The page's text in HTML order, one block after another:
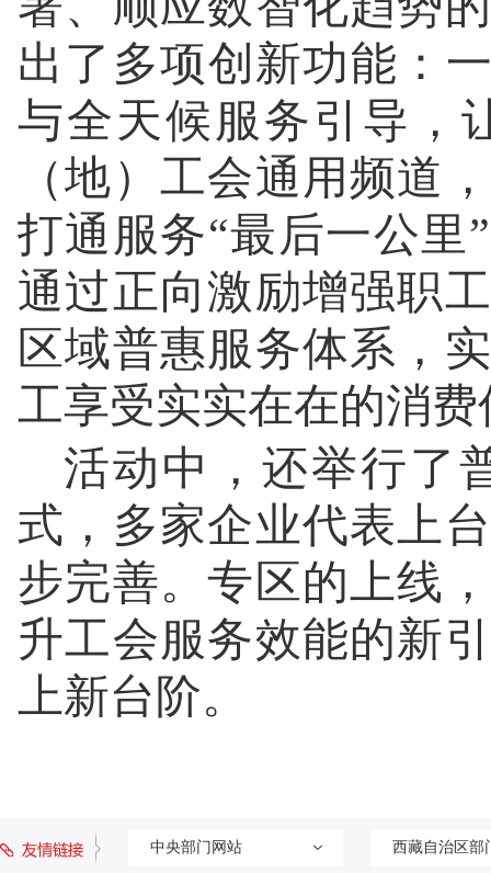
出了多项创新功能：
与全天候服务引导，
（地）工会通用频道
打通服务“最后一公里
通过正向激励增强职
区域普惠服务体系，
工享受实实在在的消
活动中，还举行了
式，多家企业代表上
步完善。专区的上线
升工会服务效能的新
上新台阶。
中央部门网站 西藏自治区部